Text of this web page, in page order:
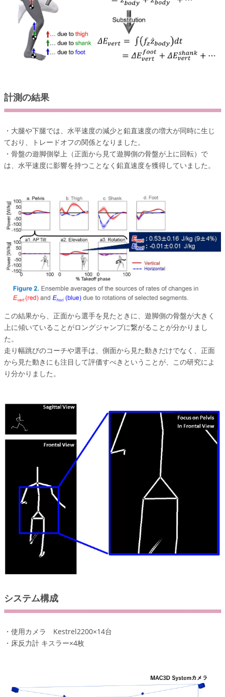
計測の結果
・大腿や下腿では、水平速度の減少と鉛直速度の増大が同時に生じ
ており、トレードオフの関係となりました。
・骨盤の遊脚側挙上（正面から見て遊脚側の骨盤が上に回転）で
は、水平速度に影響を持つことなく鉛直速度を獲得していました。
この結果から、正面から選手を見たときに、遊脚側の骨盤が大きく
上に傾いていることがロングジャンプに繋がることが分かりまし
た。
走り幅跳びのコーチや選手は、側面から見た動きだけでなく、正面
から見た動きにも注目して評価すべきということが、この研究によ
り分かりました。
システム構成
・使用カメラ Kestrel2200×14台
・床反力計 キスラー×4枚